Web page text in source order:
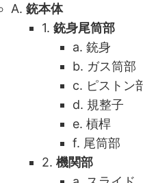
A. 銃本体
1. 銃身尾筒部
a. 銃身
b. ガス筒部
c. ピストン
d. 規整子
e. 槓桿
f. 尾筒部
2. 機関部